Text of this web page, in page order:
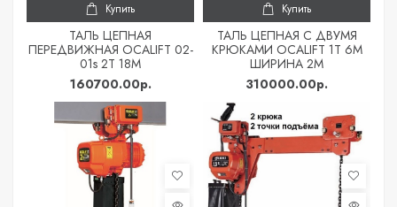
Купить
ТАЛЬ ЦЕПНАЯ
ПЕРЕДВИЖНАЯ OCALIFT 02-
01s 2Т 18М
160700.00р.
Купить
ТАЛЬ ЦЕПНАЯ С ДВУМЯ
КРЮКАМИ OCALIFT 1Т 6М
ШИРИНА 2М
310000.00р.